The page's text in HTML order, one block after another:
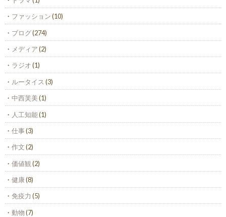
ファッション(10)
ブログ(274)
メディア(2)
ラジオ(1)
ルータイス (3)
中西芙美(1)
人工知能(1)
仕事(3)
作文(2)
価値観 (2)
健康(8)
免疫力 (5)
動物(7)